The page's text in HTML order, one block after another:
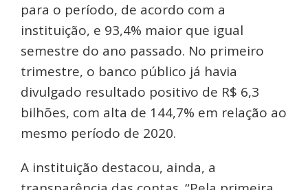
para o período, de acordo com a
instituição, e 93,4% maior que igual
semestre do ano passado. No primeiro
trimestre, o banco público já havia
divulgado resultado positivo de R$ 6,3
bilhões, com alta de 144,7% em relação ao
mesmo período de 2020.
A instituição destacou, ainda, a